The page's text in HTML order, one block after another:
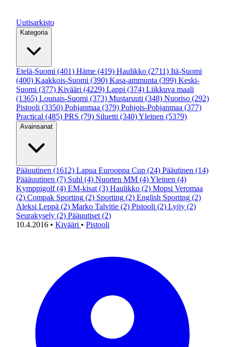
Uutisarkisto
Kategoria
Etelä-Suomi (401) Häme (419) Haulikko (2711) Itä-Suomi
(400) Kaakkois-Suomi (390) Kasa-ammunta (399) Keski-
Suomi (377) Kivääri (4229) Lappi (374) Liikkuva maali
(1365) Lounais-Suomi (373) Mustaruuti (348) Nuoriso (292)
Pistooli (3350) Pohjanmaa (379) Pohjois-Pohjanmaa (377)
Practical (485) PRS (79) Siluetti (340)Yleinen (5379)
Avainsanat
Pääuutinen (1612) Lapua Eurooppa Cup (24) Pääutinen (14)
Päääuutinen (7) Suhl (4) Nuorten MM (4)Yleinen (4)
Kymppigolf (4) EM-kisat (3) Haulikko (2) Mopsi Veromaa
(2) Compak Sporting (2) Sporting (2) English Sporting (2)
Aleksi Leppä (2) Marko Talvitie (2) Pistooli (2) Lyijy (2)
Seurakysely (2) Pääuutiset (2)
10.4.2016 • Kivääri • Pistooli